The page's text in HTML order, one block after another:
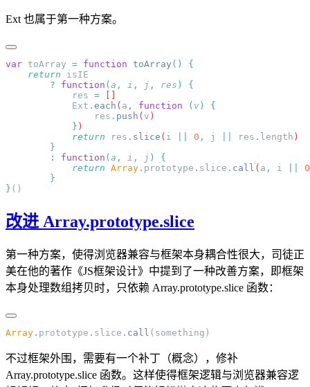
Ext 也属于第一种方案。
var toArray = function toArray ()
    return
        ?
function (a , i , j , res )
            res
=
            Ext
. each ( a , function ( v)
                res
. push ( v
            }
            return
res . slice ( i 0 , j res . length
        :
function (a , i , j )
            return
Array . prototype . slice . call ( a , i
0
}
改进 Array.prototype.slice
第一种方案，使得浏览器兼容与框架本身耦合性很大，司徒正
美在他的著作《JS框架设计》中提到了一种改善方案，即框架
本身处理数组拷贝时，只依赖 Array.prototype.slice 函数：
Array . prototype . slice . call
不过框架外围，需要有一个补丁（概念），修补
Array.prototype.slice 函数。这样使得框架逻辑与浏览器兼容逻